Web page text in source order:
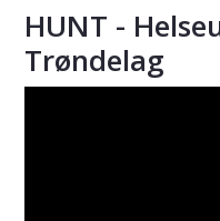
HUNT -
Trøndelag